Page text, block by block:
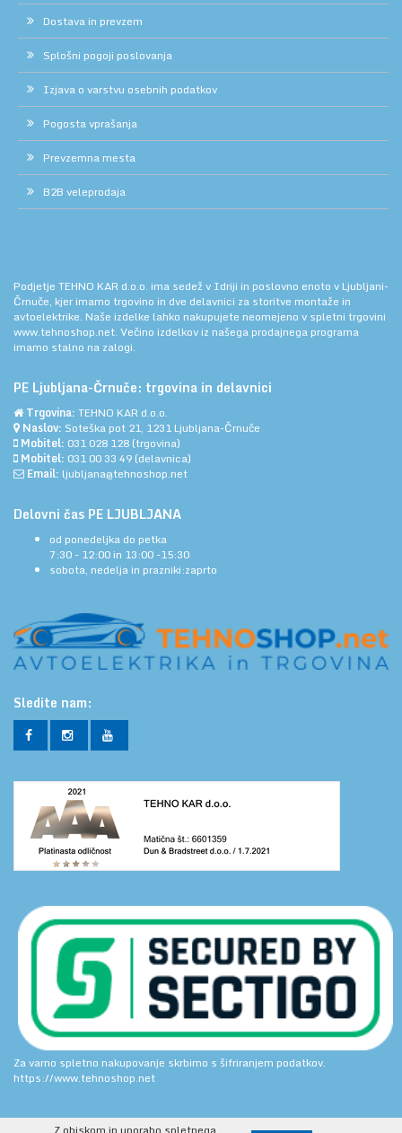
Dostava in prevzem
Splošni pogoji poslovanja
Izjava o varstvu osebnih podatkov
Pogosta vprašanja
Prevzemna mesta
B2B veleprodaja
Podjetje TEHNO KAR d.o.o. ima sedež v Idriji in poslovno enoto v Ljubljani-
Črnuče, kjer imamo trgovino in dve delavnici za storitve montaže in
avtoelektrike. Naše izdelke lahko nakupujete neomejeno v spletni trgovini
www.tehnoshop.net. Večino izdelkov iz našega prodajnega programa
imamo stalno na zalogi.
PE Ljubljana-Črnuče: trgovina in delavnici
Trgovina: TEHNO KAR d.o.o.
Naslov: Soteška pot 21, 1231 Ljubljana-Črnuče
Mobitel: 031 028 128 (trgovina)
Mobitel: 031 00 33 49 (delavnica)
Email: ljubljana@tehnoshop.net
Delovni čas PE LJUBLJANA
od ponedeljka do petka
7:30 - 12:00 in 13:00 -15:30
sobota, nedelja in prazniki:zaprto
Sledite nam:
Za varno spletno nakupovanje skrbimo s šifriranjem podatkov.
https://www.tehnoshop.net